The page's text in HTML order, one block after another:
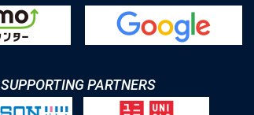
SUPPORTING PARTNERS